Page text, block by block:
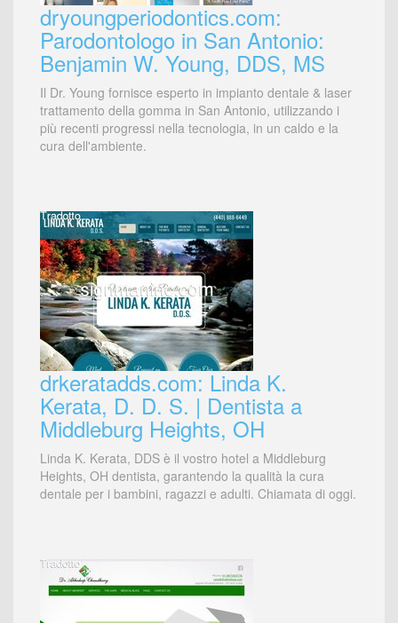
dryoungperiodontics.com:
Parodontologo in San Antonio:
Benjamin W. Young, DDS, MS
Il Dr. Young fornisce esperto in impianto dentale & laser
trattamento della gomma in San Antonio, utilizzando i
più recenti progressi nella tecnologia, in un caldo e la
cura dell'ambiente.
drkeratadds.com: Linda K.
Kerata, D. D. S. | Dentista a
Middleburg Heights, OH
Linda K. Kerata, DDS è il vostro hotel a Middleburg
Heights, OH dentista, garantendo la qualità la cura
dentale per i bambini, ragazzi e adulti. Chiamata di oggi.